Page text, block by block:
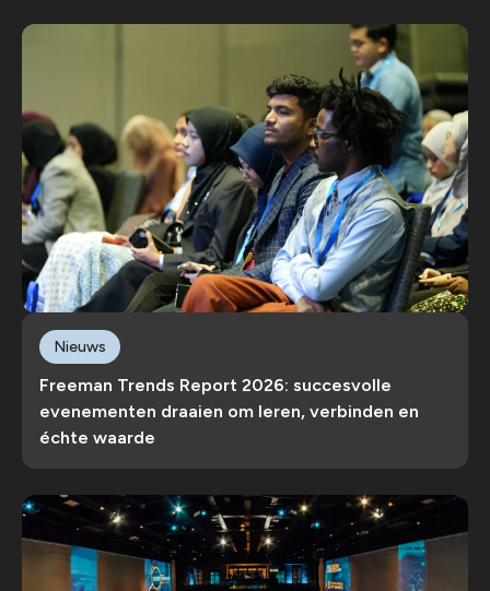
Freeman Trends Report 2026: succesvolle
evenementen draaien om leren, verbinden en
échte waarde
Nieuws